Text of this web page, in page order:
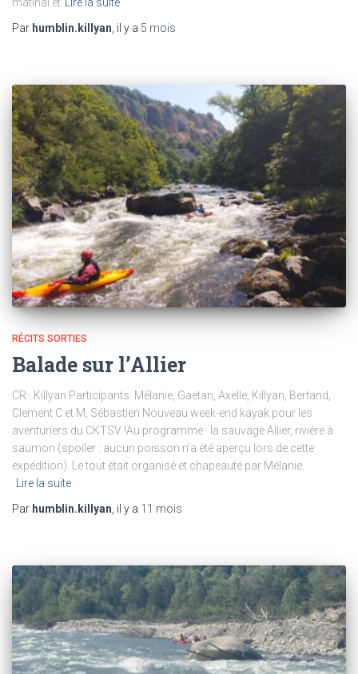
matinal et Lire la suite
Par humblin.killyan, il y a 5 mois
RÉCITS SORTIES
Balade sur l’Allier
CR : Killyan Participants: Mélanie, Gaetan, Axelle, Killyan, Bertand,
Clement C et M, Sébastien Nouveau week-end kayak pour les
aventuriers du CKTSV !Au programme : la sauvage Allier, rivière à
saumon (spoiler : aucun poisson n’a été aperçu lors de cette
expédition). Le tout était organisé et chapeauté par Mélanie.
Lire la suite
Par humblin.killyan , il y a 11 mois